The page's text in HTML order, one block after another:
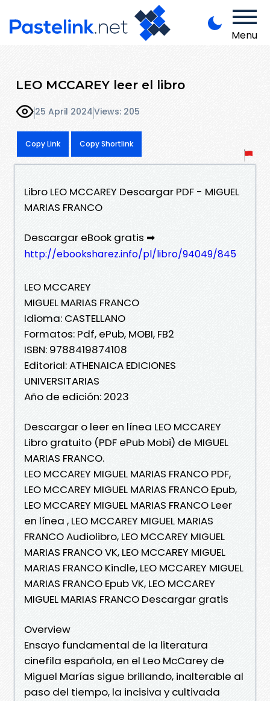
Menu
LEO MCCAREY leer el libro
25 April 2024Views: 205
Copy Link Copy Shortlink
Libro LEO MCCAREY Descargar PDF - MIGUEL
MARIAS FRANCO
Descargar eBook gratis ➡
http://ebooksharez.info/pl/libro/94049/845
LEO MCCAREY
MIGUEL MARIAS FRANCO
Idioma: CASTELLANO
Formatos: Pdf, ePub, MOBI, FB2
ISBN: 9788419874108
Editorial: ATHENAICA EDICIONES
UNIVERSITARIAS
Año de edición: 2023
Descargar o leer en línea LEO MCCAREY
Libro gratuito (PDF ePub Mobi) de MIGUEL
MARIAS FRANCO.
LEO MCCAREY MIGUEL MARIAS FRANCO PDF,
LEO MCCAREY MIGUEL MARIAS FRANCO Epub,
LEO MCCAREY MIGUEL MARIAS FRANCO Leer
en línea , LEO MCCAREY MIGUEL MARIAS
FRANCO Audiolibro, LEO MCCAREY MIGUEL
MARIAS FRANCO VK, LEO MCCAREY MIGUEL
MARIAS FRANCO Kindle, LEO MCCAREY MIGUEL
MARIAS FRANCO Epub VK, LEO MCCAREY
MIGUEL MARIAS FRANCO Descargar gratis
Overview
Ensayo fundamental de la literatura
cinefila española, en el Leo McCarey de
Miguel Marías sigue brillando, inalterable al
paso del tiempo, la incisiva y cultivada